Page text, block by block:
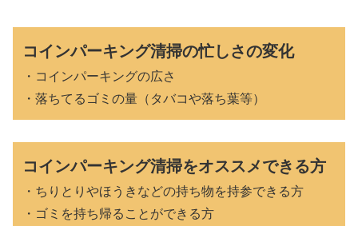
コインパーキング清掃の忙しさの変化
・コインパーキングの広さ
・落ちてるゴミの量（タバコや落ち葉等）
コインパーキング清掃をオススメできる方
・ちりとりやほうきなどの持ち物を持参できる方
・ゴミを持ち帰ることができる方